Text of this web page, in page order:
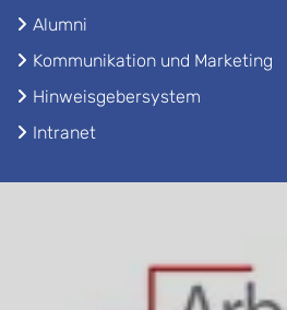
Alumni
Kommunikation und Marketing
Hinweisgebersystem
Intranet